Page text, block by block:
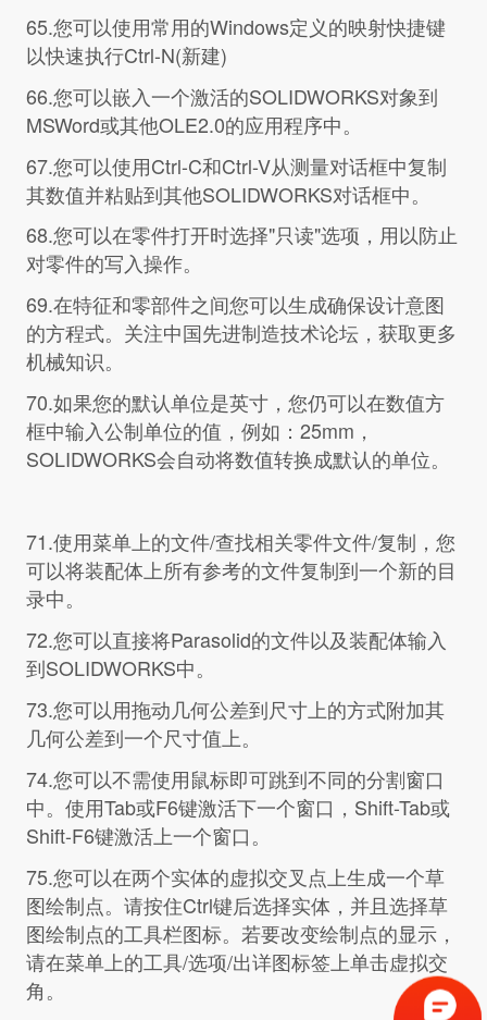
65.您可以使用常用的Windows定义的映射快捷键
以快速执行Ctrl-N(新建)
66.您可以嵌入一个激活的SOLIDWORKS对象到
MSWord或其他OLE2.0的应用程序中。
67.您可以使用Ctrl-C和Ctrl-V从测量对话框中复制
其数值并粘贴到其他SOLIDWORKS对话框中。
68.您可以在零件打开时选择"只读"选项，用以防止
对零件的写入操作。
69.在特征和零部件之间您可以生成确保设计意图
的方程式。关注中国先进制造技术论坛，获取更多
机械知识。
70.如果您的默认单位是英寸，您仍可以在数值方
框中输入公制单位的值，例如：25mm，
SOLIDWORKS会自动将数值转换成默认的单位。
71.使用菜单上的文件/查找相关零件文件/复制，您
可以将装配体上所有参考的文件复制到一个新的目
录中。
72.您可以直接将Parasolid的文件以及装配体输入
到SOLIDWORKS中。
73.您可以用拖动几何公差到尺寸上的方式附加其
几何公差到一个尺寸值上。
74.您可以不需使用鼠标即可跳到不同的分割窗口
中。使用Tab或F6键激活下一个窗口，Shift-Tab或
Shift-F6键激活上一个窗口。
75.您可以在两个实体的虚拟交叉点上生成一个草
图绘制点。请按住Ctrl键后选择实体，并且选择草
图绘制点的工具栏图标。若要改变绘制点的显示，
请在菜单上的工具/选项/出详图标签上单击虚拟交
角。